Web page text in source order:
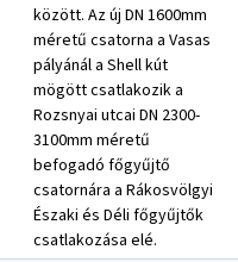
között. Az új DN 1600mm
méretű csatorna a Vasas
pályánál a Shell kút
mögött csatlakozik a
Rozsnyai utcai DN 2300-
3100mm méretű
befogadó főgyűjtő
csatornára a Rákosvölgyi
Északi és Déli főgyűjtők
csatlakozása elé.